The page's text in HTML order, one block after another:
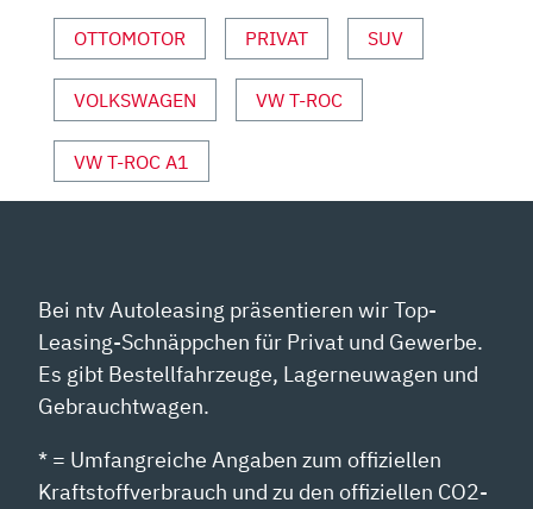
SPORT“
VON
ANZEIGEN
OTTOMOTOR PRIVAT SUV
VOLKSWAGEN VW T-ROC
VW T-ROC A1
Bei ntv Autoleasing präsentieren wir Top-
Leasing-Schnäppchen für Privat und Gewerbe.
Es gibt Bestellfahrzeuge, Lagerneuwagen und
Gebrauchtwagen.
* = Umfangreiche Angaben zum offiziellen
Kraftstoffverbrauch und zu den offiziellen CO2-